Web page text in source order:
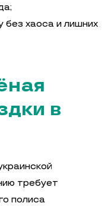
без хаоса и лишних
в
требует
полиса